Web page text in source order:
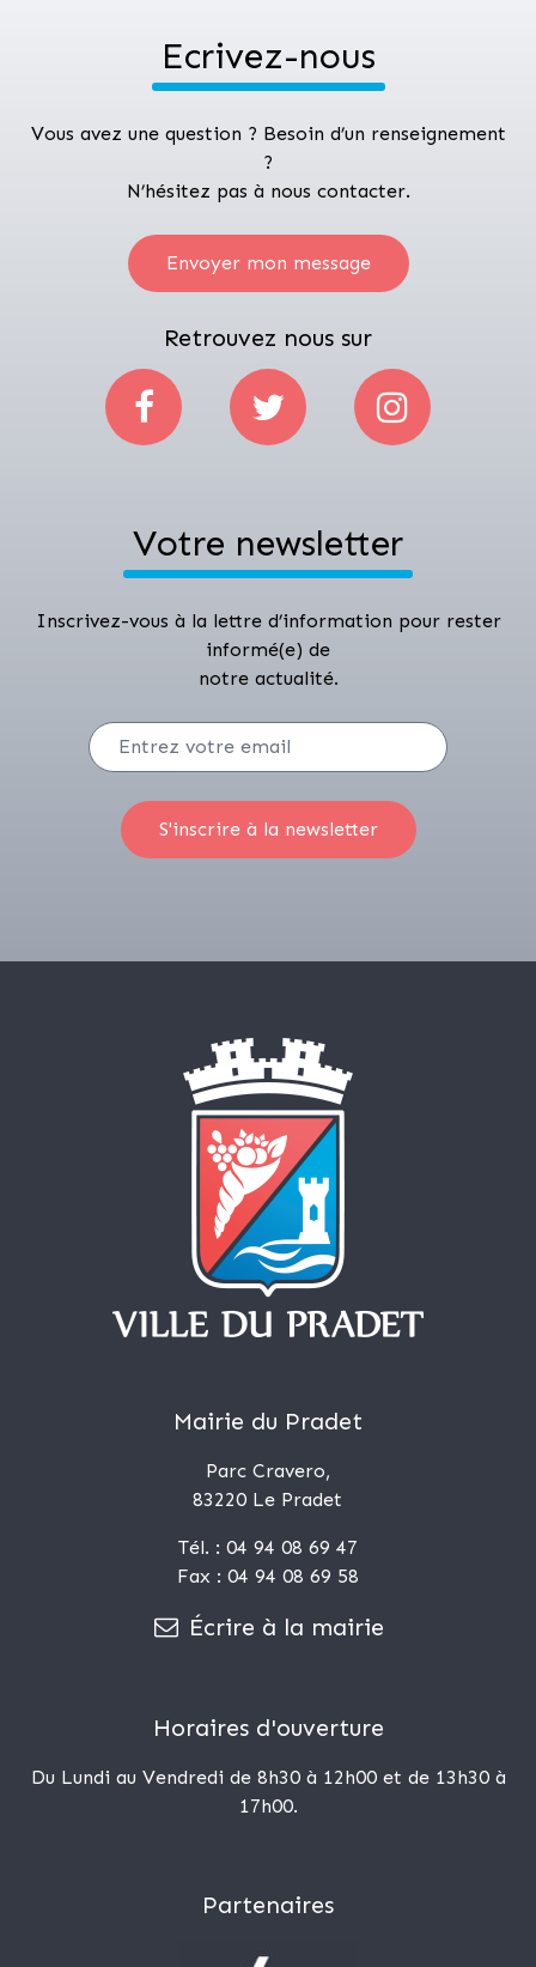
Ecrivez-nous
Vous avez une question ? Besoin d’un renseignement
?
N’hésitez pas à nous contacter.
Envoyer mon message
Retrouvez nous sur
Votre newsletter
Inscrivez-vous à la lettre d’information pour rester
informé(e) de
notre actualité.
Mairie du Pradet
Parc Cravero,
83220 Le Pradet
Tél. : 04 94 08 69 47
Fax : 04 94 08 69 58
Écrire à la mairie
Horaires d'ouverture
Du Lundi au Vendredi de 8h30 à 12h00 et de 13h30 à
17h00.
Partenaires